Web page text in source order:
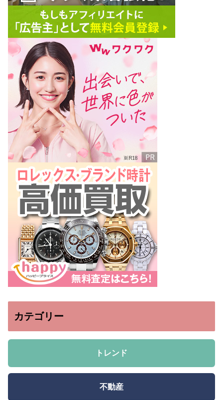
カテゴリー
トレンド
不動産